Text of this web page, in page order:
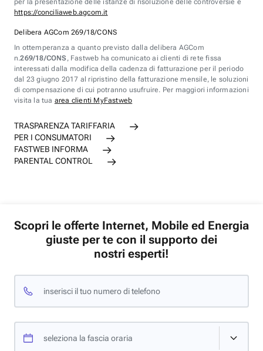
per la presentazione delle istanze di risoluzione delle controversie è
https://conciliaweb.agcom.it
Delibera AGCom 269/18/CONS
In ottemperanza a quanto previsto dalla delibera AGCom
n.269/18/CONS , Fastweb ha comunicato ai clienti di rete fissa
interessati dalla modifica della cadenza di fatturazione per il periodo
dal 23 giugno 2017 al ripristino della fatturazione mensile, le soluzioni
di compensazione di cui potranno usufruire. Per maggiori informazioni
visita la tua area clienti MyFastweb
TRASPARENZA TARIFFARIA
PER I CONSUMATORI
FASTWEB INFORMA
PARENTAL CONTROL
Scopri le offerte Internet, Mobile ed Energia
giuste per te con il supporto dei
nostri esperti!
inserisci il tuo numero di telefono
seleziona la fascia oraria